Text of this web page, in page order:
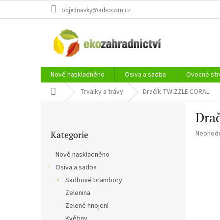
objednavky@arbocom.cz
Nově naskladněno Osiva a sadba Ovocné
Domů Trvalky a trávy Dračík TWIZZLE CORAL
kategorie
Kategorie
Nově naskladněno
Osiva a sadba
Sadbové brambory
Zelenina
Zelené hnojení